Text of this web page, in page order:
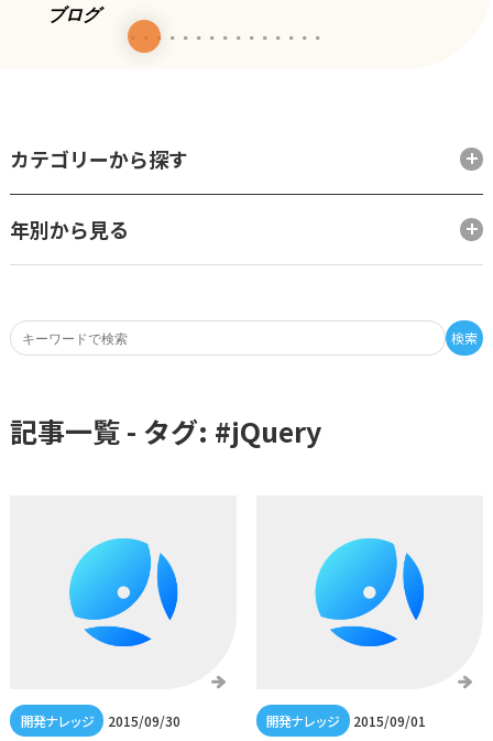
ブログ
検索
カテゴリーから探す
年別から見る
記事一覧 - タグ: #jQuery
2015/09/30 2015/09/01